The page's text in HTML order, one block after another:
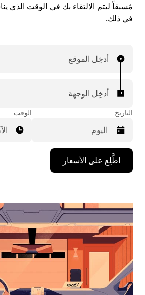
مُسبقاً ليتم الالتقاء بك في الوقت الذي
في ذلك.
أدخِل الموقع
أدخِل الوجهة
التاريخ
اضغط
على
مفتاح
للأسفل
لاستخدام
التقويم
التاريخ.
اضغط
على
زر
الخروج
لإغلاق
الوقت
اطَّلِع على الأسعار